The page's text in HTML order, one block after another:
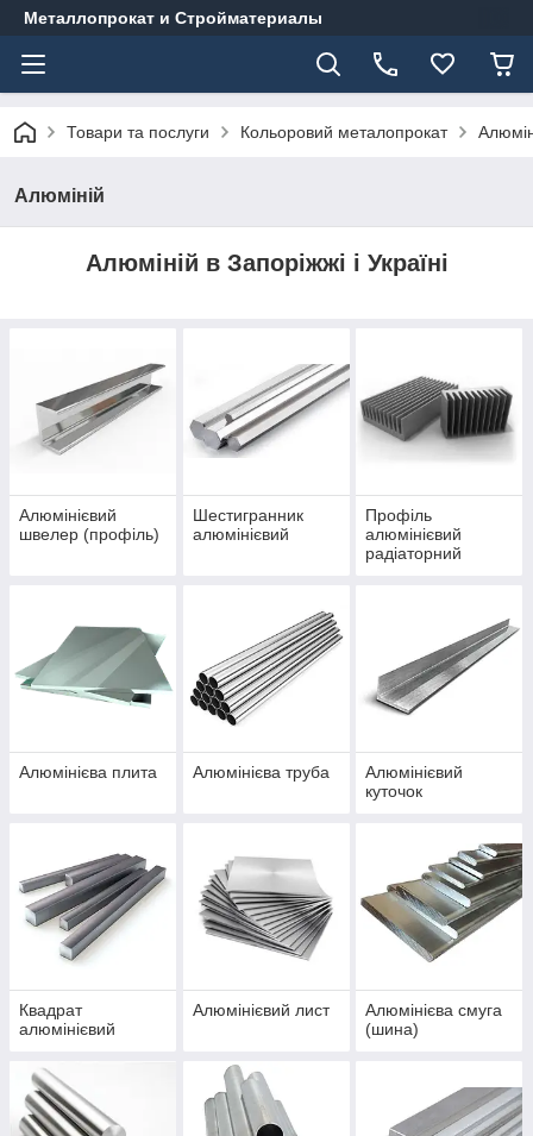
Металлопрокат и Стройматериалы
Товари та послуги Кольоровий металопрокат
Алюміній
Алюміній в Запоріжжі і Україні
Алюмінієвий
швелер (профіль)
Шестигранник
алюмінієвий
Профіль
алюмінієвий
радіаторний
Алюмінієва плита Алюмінієва труба
Алюмінієвий
куточок
Квадрат
алюмінієвий
Алюмінієвий лист
Алюмінієва смуга
(шина)